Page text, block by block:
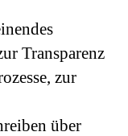
Transparenz
zur
über